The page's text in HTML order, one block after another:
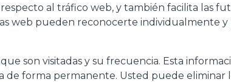
al tráfico web, y también facilita las
web pueden reconocerte individualmente
son visitadas y su frecuencia. Esta
de forma permanente. Usted puede eliminar